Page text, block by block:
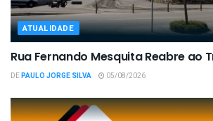
ATUALIDADE
Rua Fernando Mesquita Reabre ao
DEPAULO JORGE SILVA 05/08/2026